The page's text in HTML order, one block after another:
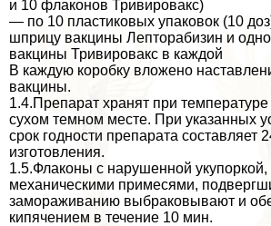
и 10 флаконов Тривировакс)
— по 10 пластиковых упаковок (10
шприцу вакцины Лепторабизин и
вакцины Тривировакс в каждой
В каждую коробку вложено
вакцины.
1.4.Препарат хранят при температуре
сухом темном месте. При указанных
срок годности препарата составляет
изготовления.
1.5.Флаконы с нарушенной
механическими примесями,
замораживанию выбpaковывают и
кипячением в течение 10 мин.